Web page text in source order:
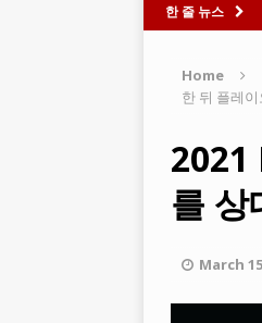
한 줄 뉴스
Home
한 뒤 플레
2021
를 상
March